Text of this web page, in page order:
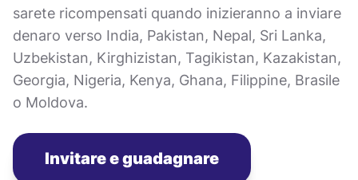
sarete ricompensati quando inizieranno a inviare
denaro verso India, Pakistan, Nepal, Sri Lanka,
Uzbekistan, Kirghizistan, Tagikistan, Kazakistan,
Georgia, Nigeria, Kenya, Ghana, Filippine, Brasile
o Moldova.
Invitare e guadagnare